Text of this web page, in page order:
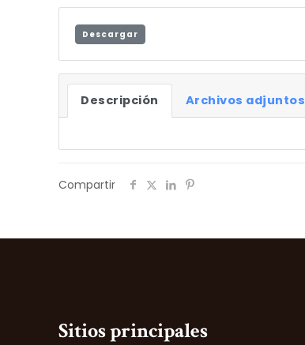
Descargar
Descripción Archivos adjuntos
Compartir
Sitios principales